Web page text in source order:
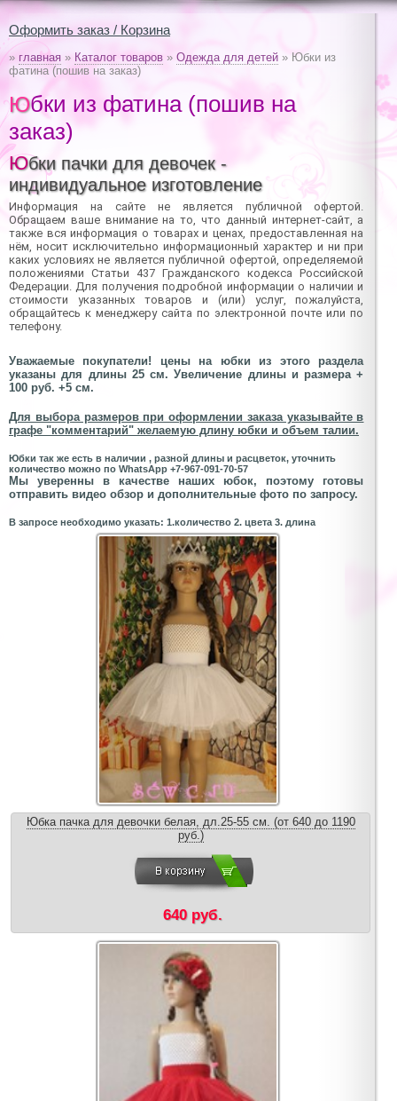
Оформить заказ / Корзина
» главная » Каталог товаров » Одежда для детей » Юбки из
фатина (пошив на заказ)
Юбки из фатина (пошив на
заказ)
Юбки пачки для девочек -
индивидуальное изготовление
Информация на сайте не является публичной офертой.
Обращаем ваше внимание на то, что данный интернет-сайт, а
также вся информация о товарах и ценах, предоставленная на
нём, носит исключительно информационный характер и ни при
каких условиях не является публичной офертой, определяемой
положениями Статьи 437 Гражданского кодекса Российской
Федерации. Для получения подробной информации о наличии и
стоимости указанных товаров и (или) услуг, пожалуйста,
обращайтесь к менеджеру сайта по электронной почте или по
телефону.
Уважаемые покупатели! цены на юбки из этого раздела
указаны для длины 25 см. Увеличение длины и размера +
100 руб. +5 см.
Для выбора размеров при оформлении заказа указывайте в
графе "комментарий" желаемую длину юбки и объем талии.
Юбки так же есть в наличии , разной длины и расцветок, уточнить
количество можно по WhatsApp +7-967-091-70-57
Мы уверенны в качестве наших юбок, поэтому готовы
отправить видео обзор и дополнительные фото по запросу.
В запросе необходимо указать: 1.количество 2. цвета 3. длина
Юбка пачка для девочки белая, дл.25-55 см. (от 640 до 1190
руб.)
640 руб.